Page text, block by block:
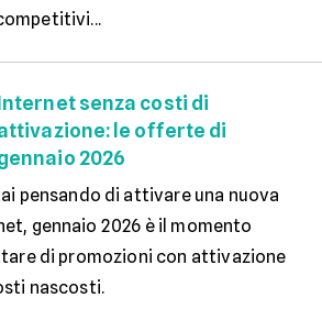
senza costi di
le offerte di
2026
pensando di attivare una nuova
gennaio 2026 è il momento
di promozioni con attivazione
nascosti.